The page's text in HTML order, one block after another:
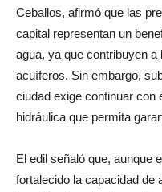
Ceballos, afirmó que las
capital representan un
agua, ya que contribuyen
acuíferos. Sin embargo,
ciudad exige continuar con
hidráulica que permita
El edil señaló que, aunque
fortalecido la capacidad de